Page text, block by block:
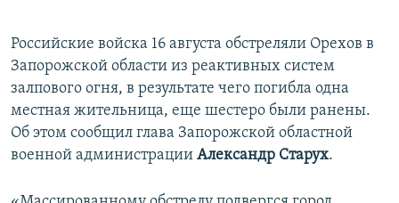
Российские войска 16 августа обстреляли Орехов в
Запорожской области из реактивных систем
залпового огня, в результате чего погибла одна
местная жительница, еще шестеро были ранены.
Об этом сообщил глава Запорожской областной
военной администрации Александр Старух.